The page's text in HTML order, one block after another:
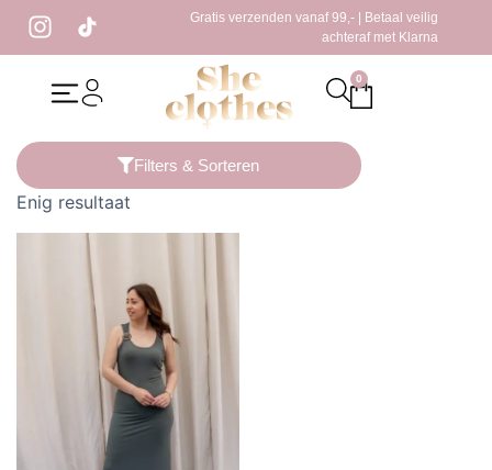
Gratis verzenden vanaf 99,- | Betaal veilig
achteraf met Klarna
0
/ Producten getagged “roze strakke top”
Filters & Sorteren
Enig resultaat